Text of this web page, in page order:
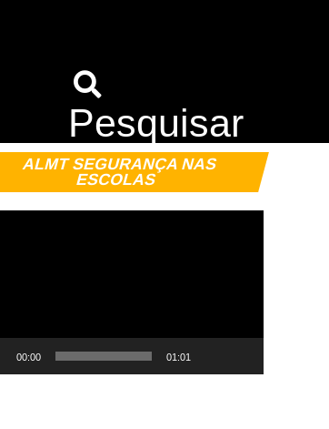
Pesquisar
ALMT SEGURANÇA NAS
ESCOLAS
Tocador
de
00:00 01:01